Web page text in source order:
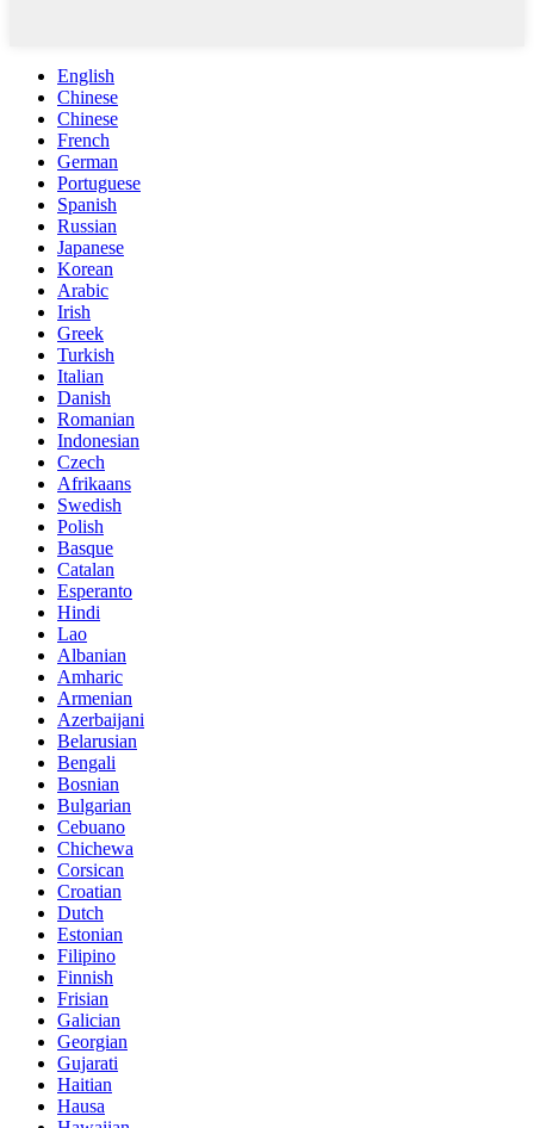
English
Chinese
Chinese
French
German
Portuguese
Spanish
Russian
Japanese
Korean
Arabic
Irish
Greek
Turkish
Italian
Danish
Romanian
Indonesian
Czech
Afrikaans
Swedish
Polish
Basque
Catalan
Esperanto
Hindi
Lao
Albanian
Amharic
Armenian
Azerbaijani
Belarusian
Bengali
Bosnian
Bulgarian
Cebuano
Chichewa
Corsican
Croatian
Dutch
Estonian
Filipino
Finnish
Frisian
Galician
Georgian
Gujarati
Haitian
Hausa